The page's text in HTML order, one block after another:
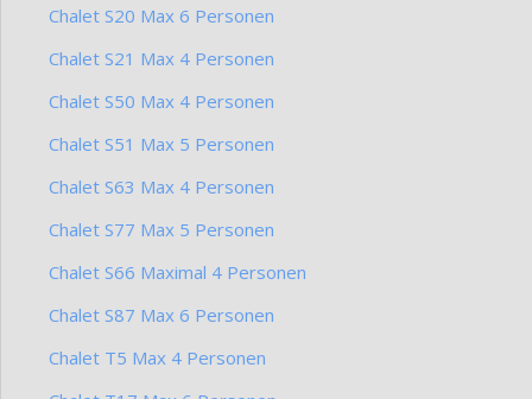
Chalet S20 Max 6 Personen
Chalet S21 Max 4 Personen
Chalet S50 Max 4 Personen
Chalet S51 Max 5 Personen
Chalet S63 Max 4 Personen
Chalet S77 Max 5 Personen
Chalet S66 Maximal 4 Personen
Chalet S87 Max 6 Personen
Chalet T5 Max 4 Personen